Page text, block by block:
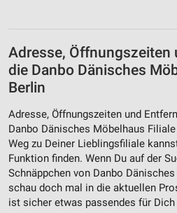
Adresse, Öffnungszeiten
die Danbo Dänisches
Berlin
Adresse, Öffnungszeiten und
Danbo Dänisches Möbelhaus
Weg zu Deiner Lieblingsfiliale
Funktion finden. Wenn Du auf der
Schnäppchen von Danbo
schau doch mal in die aktuellen
ist sicher etwas passendes für Dich